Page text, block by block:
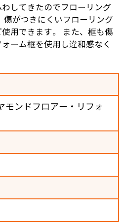
してきたのでフローリング
がつきにくいフローリング
用できます。 また、框も傷
ーム框を使用し違和感なく
ンドフロアー・リフォ